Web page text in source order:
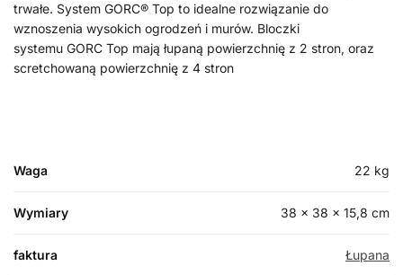
trwałe. System GORC® Top to idealne rozwiązanie do
wznoszenia wysokich ogrodzeń i murów. Bloczki
systemu GORC Top mają łupaną powierzchnię z 2 stron, oraz
scretchowaną powierzchnię z 4 stron
Waga 22 kg
Wymiary 38 × 38 × 15,8 cm
faktura Łupana